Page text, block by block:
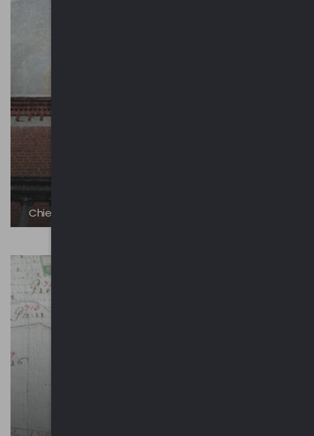
Chiesa dei Santi Cosma e Damiano